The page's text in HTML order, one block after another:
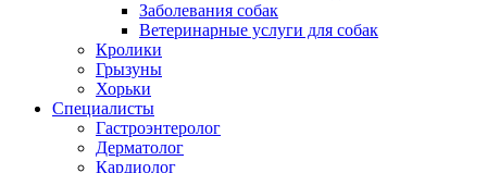
Заболевания собак
Ветеринарные услуги для собак
Кролики
Грызуны
Хорьки
Специалисты
Гастроэнтеролог
Дерматолог
Кардиолог